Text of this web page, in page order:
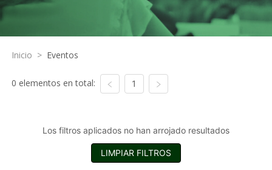
Inicio > Eventos
0 elementos en total: 1
Los filtros aplicados no han arrojado resultados
LIMPIAR FILTROS